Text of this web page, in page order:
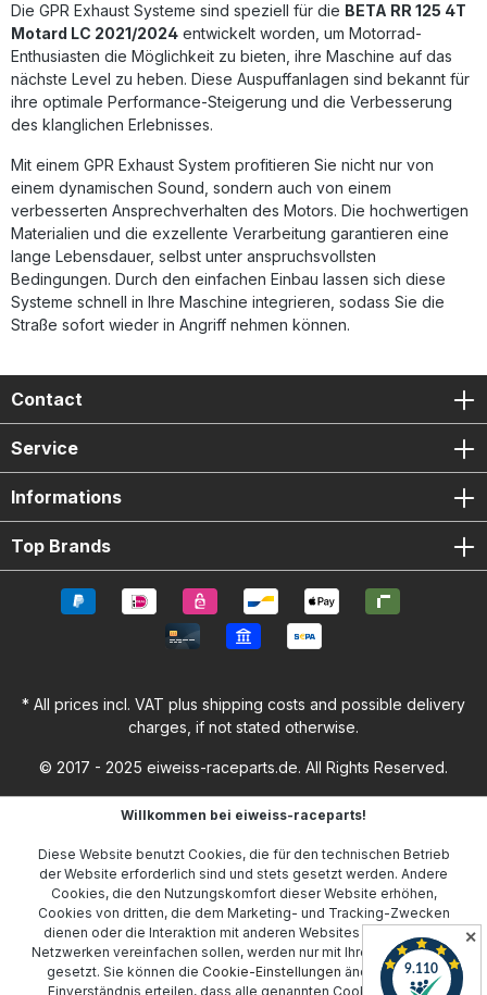
geliefert. Deutlich verbesserte Leistung und Drehmoment
gegenüber der Serienanlage Sportlicher Sound mit
herausnehmbarem dB-Killer Italienisches Design mit
hochwertiger Verarbeitung Geringeres Gewicht für
besseres Handling Einfache Plug-&-Play-Montage
Lieferumfang: GPR Furore Nero Racing Slip-On Auspuff
Verbindungsrohr Herausnehmbarer dB-Killer
Die GPR Exhaust Systeme sind speziell für die BETA RR 125 4T
Motard LC 2021/2024 entwickelt worden, um Motorrad-
Enthusiasten die Möglichkeit zu bieten, ihre Maschine auf das
nächste Level zu heben. Diese Auspuffanlagen sind bekannt für
ihre optimale Performance-Steigerung und die Verbesserung
des klanglichen Erlebnisses.
Mit einem GPR Exhaust System profitieren Sie nicht nur von
einem dynamischen Sound, sondern auch von einem
verbesserten Ansprechverhalten des Motors. Die hochwertigen
Materialien und die exzellente Verarbeitung garantieren eine
lange Lebensdauer, selbst unter anspruchsvollsten
Bedingungen. Durch den einfachen Einbau lassen sich diese
Systeme schnell in Ihre Maschine integrieren, sodass Sie die
Straße sofort wieder in Angriff nehmen können.
Contact
Service
Informations
Top Brands
* All prices incl. VAT plus shipping costs and possible delivery
charges, if not stated otherwise.
© 2017 - 2025 eiweiss-raceparts.de. All Rights Reserved.
Willkommen bei eiweiss-raceparts!
Diese Website benutzt Cookies, die für den technischen Betrieb
der Website erforderlich sind und stets gesetzt werden. Andere
Cookies, die den Nutzungskomfort dieser Website erhöhen,
Cookies von dritten, die dem Marketing- und Tracking-Zwecken
dienen oder die Interaktion mit anderen Websites und sozialen
Netzwerken vereinfachen sollen, werden nur mit Ihrer Zustimmung
gesetzt. Sie können die Cookie-Einstellungen ändern oder Ihr
Einverständnis erteilen, dass alle genannten Cookies gesetzt
✕